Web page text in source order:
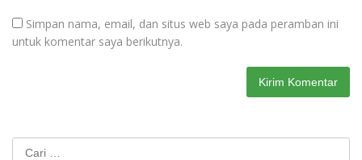
Simpan nama, email, dan situs web saya pada peramban ini
untuk komentar saya berikutnya.
Cari